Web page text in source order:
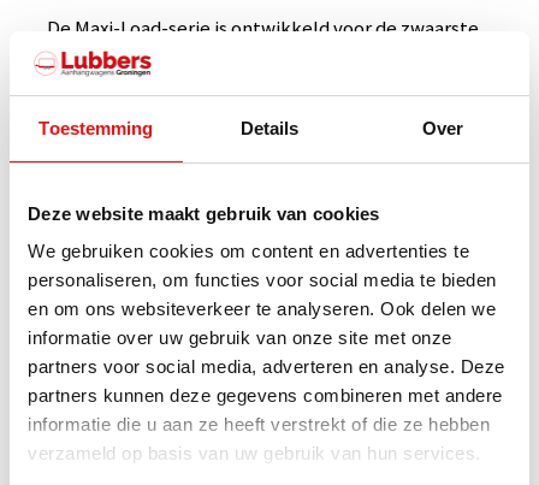
Toestemming Details Over
Deze website maakt gebruik van cookies
We gebruiken cookies om content en advertenties te
personaliseren, om functies voor social media te bieden
en om ons websiteverkeer te analyseren. Ook delen we
informatie over uw gebruik van onze site met onze
partners voor social media, adverteren en analyse. Deze
partners kunnen deze gegevens combineren met andere
informatie die u aan ze heeft verstrekt of die ze hebben
verzameld op basis van uw gebruik van hun services.
€ 1.050,00
300x150x80 MT variant
€ 1.182,00
Aluminium 175cm 2800kg
set
€ 685,00
De Maxi-Load-serie is ontwikkeld voor de zwaarste
taken en is de ideale keuze voor professionals die
een aanhanger nodig hebben die dagelijks intensief
gebruik aankan. Met een volledig gelast en
materialen is Maxi-Load gebouwd om zware
ladingen te vervoeren in de meest veeleisende
omgevingen.
De serie omvat een breed scala aan
aanhangwagens, waaronder machinetransporters
voor zware machines, kippers die transport en
lossen combineren, en plateauwagens voor grote